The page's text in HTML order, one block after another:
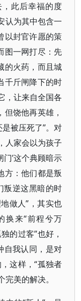
此后幸福的度
认为其中包含一
以封官许愿的策
图一网打尽：先
的火药，而且城
千斤闸降下的时
，让来自全国各
饶他再英雄，
被压死了”。对
人家会以为孩子
’这个典顾暗示
方：他们都是叛
叛逆这黑暗的时
做人”，其实也
换来“前程兮万
的过客”也好，
自我认同，是对
这样，“孤独者
美的解决。